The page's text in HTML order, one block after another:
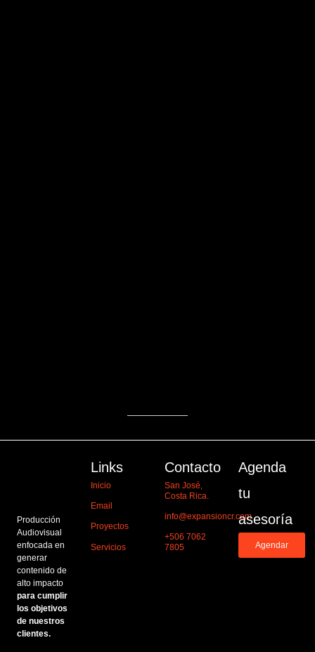
Producción
Audiovisual
enfocada en
generar
contenido de
alto impacto
para cumplir
los objetivos
de nuestros
clientes.
Links
Inicio
Email
Proyectos
Servicios
Contacto
San José,
Costa Rica.
info@expansioncr.com
+506 7062
7805
Agenda
tu
asesoría
Agendar